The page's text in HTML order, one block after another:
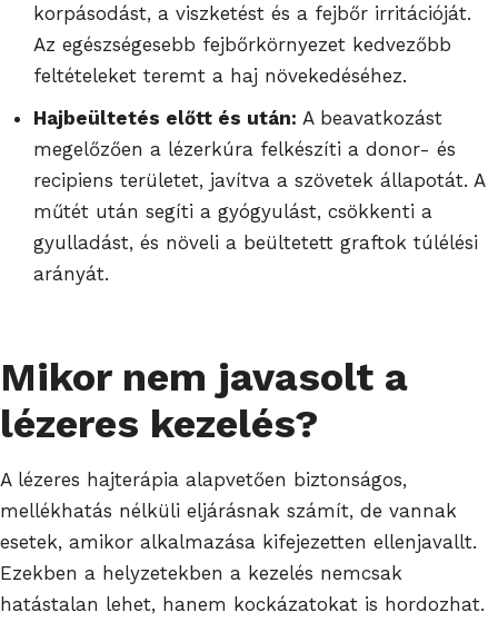
korpásodást, a viszketést és a fejbőr irritációját.
Az egészségesebb fejbőrkörnyezet kedvezőbb
feltételeket teremt a haj növekedéséhez.
Hajbeültetés előtt és után: A beavatkozást
megelőzően a lézerkúra felkészíti a donor- és
recipiens területet, javítva a szövetek állapotát. A
műtét után segíti a gyógyulást, csökkenti a
gyulladást, és növeli a beültetett graftok túlélési
arányát.
Mikor nem javasolt a
lézeres kezelés?
A lézeres hajterápia alapvetően biztonságos,
mellékhatás nélküli eljárásnak számít, de vannak
esetek, amikor alkalmazása kifejezetten ellenjavallt.
Ezekben a helyzetekben a kezelés nemcsak
hatástalan lehet, hanem kockázatokat is hordozhat.